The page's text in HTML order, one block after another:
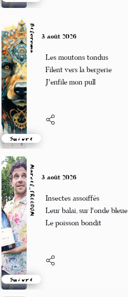
Beloroma
Suivre
3 août 2026
Les moutons tondus
Filent vers la bergerie
J'enfile mon pull
Marcel_FREEDOM
Suivre
3 août 2026
Insectes assoiffés
Leur balai, sur l'onde bleue
Le poisson bondit